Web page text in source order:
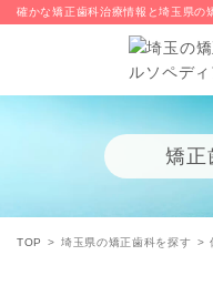
確かな矯正歯科治療情報と埼玉県の
矯正
TOP 埼玉県の矯正歯科を探す